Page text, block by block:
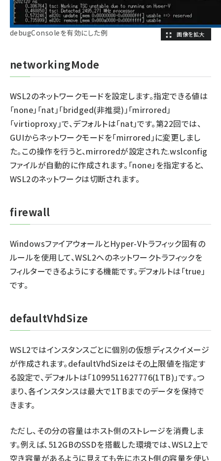
debugConsoleを有効にした例
networkingMode
WSL2のネットワークモードを設定します。指定できる値は
「none」「nat」「bridged(非推奨)」「mirrored」
「virtioproxy」で、デフォルトは「nat」です。第22回では、
GUIからネットワークモードを「mirrored」に変更しまし
た。この操作を行うと、mirroredが設定された.wslconfig
ファイルが自動的に作成されます。「none」を指定すると、
WSL2のネットワークは切断されます。
firewall
WindowsファイアウォールとHyper-Vトラフィック固有の
ルールを使用して、WSL2へのネットワークトラフィックを
フィルターできるようにする機能です。デフォルトは「true」
です。
defaultVhdSize
WSL2ではインスタンスごとに個別の仮想ディスクイメージ
が作成されます。defaultVhdSizeはその上限値を指定す
る設定で、デフォルトは「1099511627776(1TB)」です。つ
まり、各インスタンスは最大で1TBまでのデータを保持で
きます。
ただし、その分の容量はホスト側のストレージを消費しま
す。例えば、512GBのSSDを搭載した環境では、WSL2上で
空き容量があるように見えても先にホスト側の容量を使い